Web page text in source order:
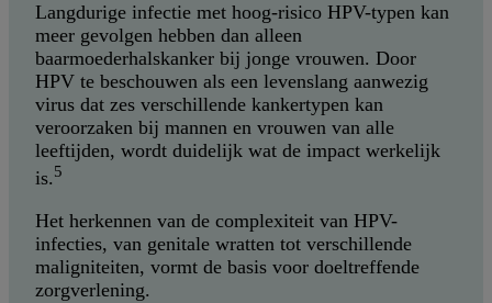
Langdurige infectie met hoog-risico HPV-typen kan
meer gevolgen hebben dan alleen
baarmoederhalskanker bij jonge vrouwen. Door
HPV te beschouwen als een levenslang aanwezig
virus dat zes verschillende kankertypen kan
veroorzaken bij mannen en vrouwen van alle
leeftijden, wordt duidelijk wat de impact werkelijk
is.5
Het herkennen van de complexiteit van HPV-
infecties, van genitale wratten tot verschillende
maligniteiten, vormt de basis voor doeltreffende
zorgverlening.